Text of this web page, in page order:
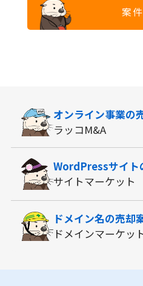
案
オンライン事業の
ラッコM&A
WordPressサイト
サイトマーケット
ドメイン名の売却
ドメインマーケッ